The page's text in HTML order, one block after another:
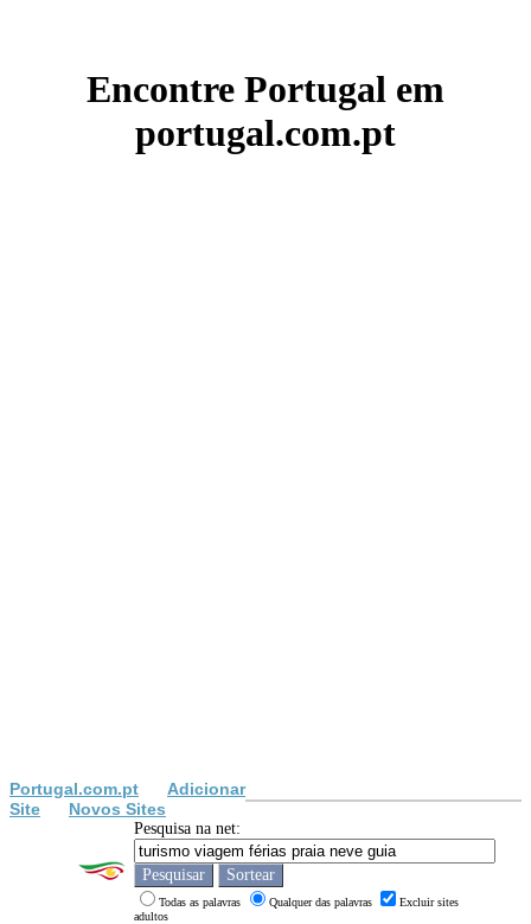
Encontre Portugal em
portugal.com.pt
Portugal.com.pt
Adicionar
Site
Novos Sites
Pesquisa na net:
Todas as palavras Qualquer das palavras
Excluir sites
adultos